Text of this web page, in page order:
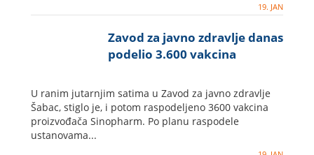
19. JAN
Zavod za javno zdravlje danas
podelio 3.600 vakcina
U ranim jutarnjim satima u Zavod za javno zdravlje
Šabac, stiglo je, i potom raspodeljeno 3600 vakcina
proizvođača Sinopharm. Po planu raspodele
ustanovama...